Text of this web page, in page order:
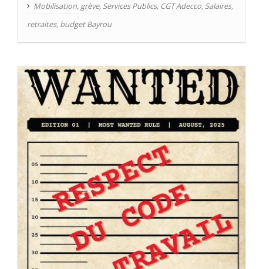
Mobilisation, grève, Services Publics, CGT Adecco, Salaires,
retraites, budget Bayrou